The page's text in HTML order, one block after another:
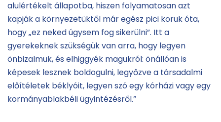
alulértékelt állapotba, hiszen folyamatosan azt
kapják a környezetüktől már egész pici koruk óta,
hogy „ez neked úgysem fog sikerülni”. Itt a
gyerekeknek szükségük van arra, hogy legyen
önbizalmuk, és elhiggyék magukról: önállóan is
képesek lesznek boldogulni, legyőzve a társadalmi
előítéletek béklyóit, legyen szó egy kórházi vagy egy
kormányablakbéli ügyintézésről.”